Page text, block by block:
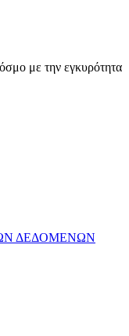
με την εγκυρότητα
ΔΕΔΟΜΕΝΩΝ